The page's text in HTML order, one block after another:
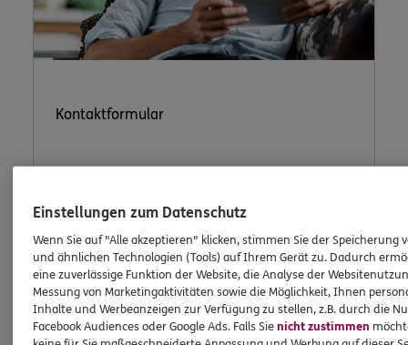
Kontaktformular
Nutzen Sie unser sicheres Kontaktformular.
ERGO Berater kontaktieren
Einstellungen zum Datenschutz
Wenn Sie auf "Alle akzeptieren" klicken, stimmen Sie der Speicherung
und ähnlichen Technologien (Tools) auf Ihrem Gerät zu. Dadurch
eine zuverlässige Funktion der Website, die Analyse der
Messung von Marketingaktivitäten sowie die Möglichkeit, Ihnen
Inhalte und Werbeanzeigen zur Verfügung zu stellen, z.B. durch die
Facebook Audiences oder Google Ads. Falls Sienicht zustimmen